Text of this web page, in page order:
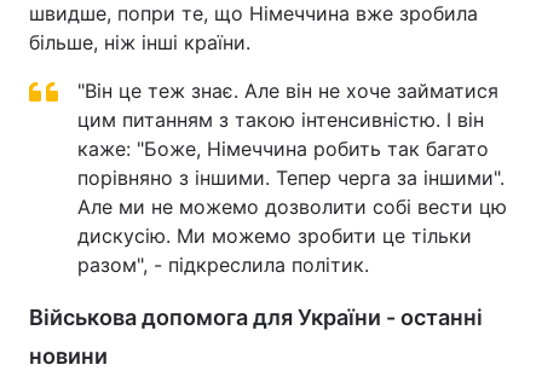
швидше, попри те, що Німеччина вже зробила
більше, ніж інші країни.
"Він це теж знає. Але він не хоче займатися
цим питанням з такою інтенсивністю. І він
каже: "Боже, Німеччина робить так багато
порівняно з іншими. Тепер черга за іншими".
Але ми не можемо дозволити собі вести цю
дискусію. Ми можемо зробити це тільки
разом", - підкреслила політик.
Військова допомога для України - останні
новини